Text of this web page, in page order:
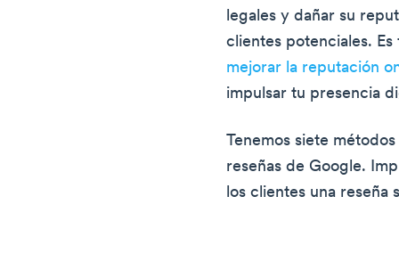
legales y dañar su
clientes potenciales.
mejorar la reputación
impulsar tu presencia
Tenemos siete
reseñas de Google.
los clientes una reseña